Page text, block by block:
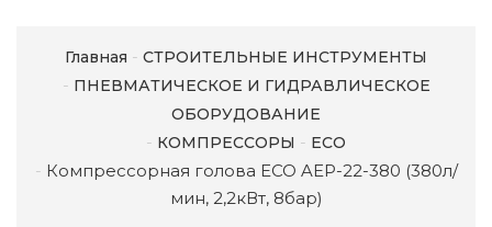
Главная
СТРОИТЕЛЬНЫЕ ИНСТРУМЕНТЫ
ПНЕВМАТИЧЕСКОЕ И ГИДРАВЛИЧЕСКОЕ
ОБОРУДОВАНИЕ
КОМПРЕССОРЫ
ECO
Компрессорная голова ECO AEP-22-380 (380л/
мин, 2,2кВт, 8бар)